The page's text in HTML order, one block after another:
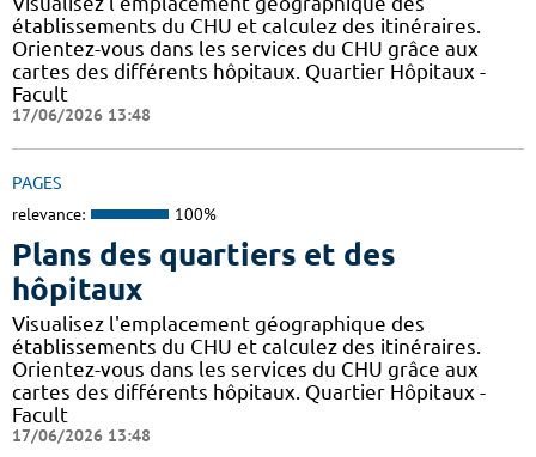
établissements du CHU et calculez des itinéraires.
Orientez-vous dans les services du CHU grâce aux
cartes des différents hôpitaux. Quartier Hôpitaux -
Facult
17/06/2026 13:48
PAGES
relevance: 100%
Plans des quartiers et des
hôpitaux
Visualisez l'emplacement géographique des
établissements du CHU et calculez des itinéraires.
Orientez-vous dans les services du CHU grâce aux
cartes des différents hôpitaux. Quartier Hôpitaux -
Facult
17/06/2026 13:48